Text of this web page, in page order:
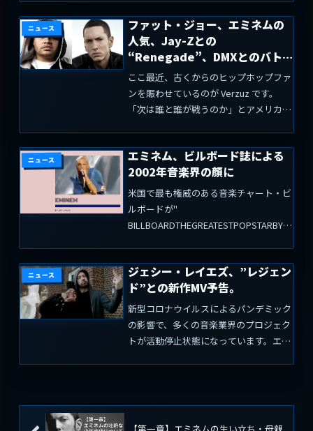
した曲はどうなったのか」を50セントに
ぶつけています。...
ニュース
ファット・ジョー、エミネムの
人気、Jay-Zとの
“Renegade”、DMXとのバト
ルの可能性について語る
ここ最近、古くからのヒップホップファ
ンを賑わせているのが Verzuz です。
「次は誰と誰が戦うのか」とアメリカ国
ジョー）はYoutubeのヒップホップ番組
「...
ニュース
エミネム、ビルボード誌による
2002年音楽界の顔に
米国で最も権威のある音楽チャート・ビ
ルボードが"
BILLBOARDTHEGREATESTPOPSTARBYYE
米国音楽業界を振り返るもので、"グレ...
ニュース
ジェシー・レイエズ、”レジェン
ド”との新作MV予告。
新型コロナウイルスによるパンデミック
の影響で、多くの音楽業界のプロジェク
トが活動停止状態になっています。エミ
も...